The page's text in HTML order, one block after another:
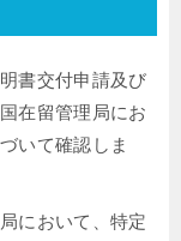
書交付申請及び
在留管理局にお
いて確認しま
において、特定